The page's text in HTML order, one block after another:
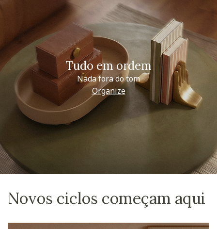
Tudo em ordem
Nada fora do tom
Organize
Novos ciclos começam aqui